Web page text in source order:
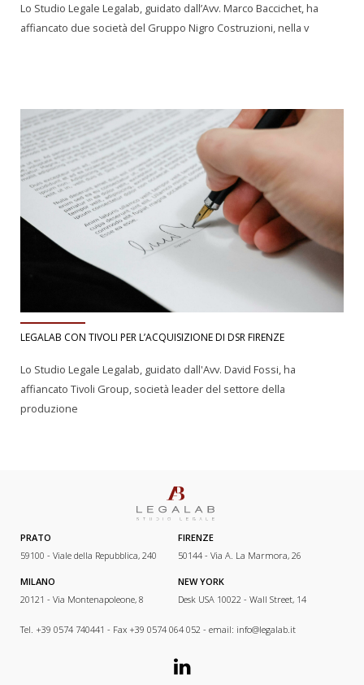
Lo Studio Legale Legalab, guidato dall’Avv. Marco Baccichet, ha
affiancato due società del Gruppo Nigro Costruzioni, nella v
LEGALAB CON TIVOLI PER L’ACQUISIZIONE DI DSR FIRENZE
Lo Studio Legale Legalab, guidato dall'Avv. David Fossi, ha
affiancato Tivoli Group, società leader del settore della
produzione
PRATO
59100 - Viale della Repubblica, 240
FIRENZE
50144 - Via A. La Marmora, 26
MILANO
20121 - Via Montenapoleone, 8
NEW YORK
Desk USA 10022 - Wall Street, 14
Tel. +39 0574 740441 - Fax +39 0574 064 052 - email: info@legalab.it